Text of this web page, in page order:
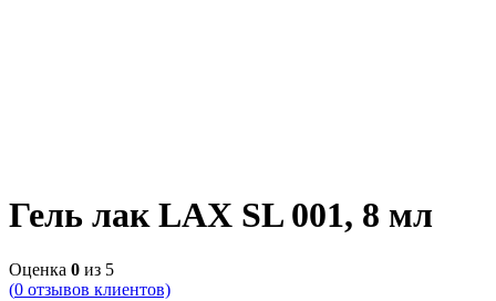
Гель лак LAX SL 001, 8 мл
Оценка 0 из 5
(0 отзывов клиентов)